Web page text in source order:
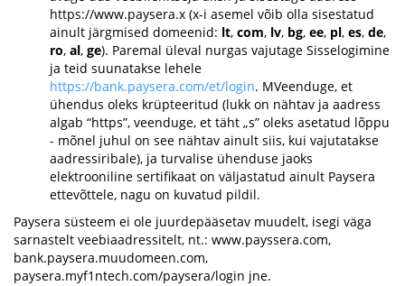
https://www.paysera.x (x-i asemel võib olla sisestatud
ainult järgmised domeenid: lt, com, lv, bg, ee, pl, es, de,
ro, al, ge). Paremal üleval nurgas vajutage Sisselogimine
ja teid suunatakse lehele
https://bank.paysera.com/et/login. MVeenduge, et
ühendus oleks krüpteeritud (lukk on nähtav ja aadress
algab “https”, veenduge, et täht „s” oleks asetatud lõppu
- mõnel juhul on see nähtav ainult siis, kui vajutatakse
aadressiribale), ja turvalise ühenduse jaoks
elektrooniline sertifikaat on väljastatud ainult Paysera
ettevõttele, nagu on kuvatud pildil.
Paysera süsteem ei ole juurdepääsetav muudelt, isegi väga
sarnastelt veebiaadressitelt, nt.: www.payssera.com,
bank.paysera.muudomeen.com,
paysera.myf1ntech.com/paysera/login jne.